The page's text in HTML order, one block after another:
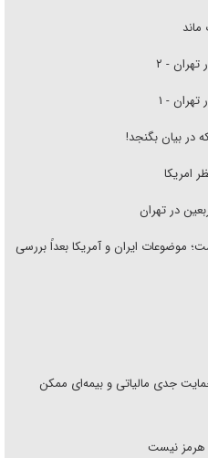
- ۲
- ۱
در بیان بگنجد!
امریکا
در تهران
موضوعات ایران و آمریکا بعداً بررسی
جدی مالیاتی و بیمه‌ای ممکن
هرمز نیست